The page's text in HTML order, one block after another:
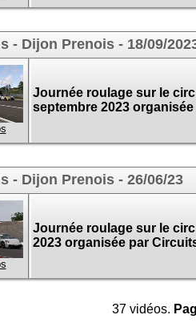
- Dijon Prenois - 18/09/
Journée roulage sur le
septembre 2023
- Dijon Prenois - 26/06/23
Journée roulage sur le
2023 organisée par
37 vidéos.